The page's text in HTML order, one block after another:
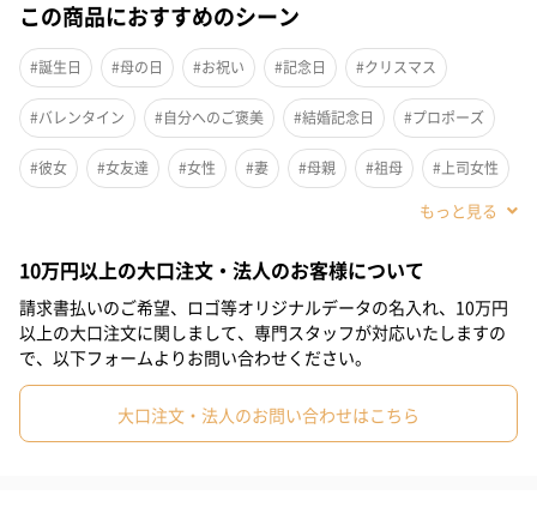
チェーン部分が長めで揺れ感のあるデザインです。
ます。あらかじめご了承ください。
『神さまが流す涙のしずく』
乾いた大地を潤す恵みの雨を昔の人々はそう呼んでいたのだそ
与えてくれるように』と願いが込められているのです。『悲しみ
の涙が喜びの涙に変わりますように！』というメッセージも。
クヨクヨと一通り落ち込んでとことん泣いたら、あとは立ち上が
るのみ。一歩前進したい時、ポジティブになりたい時、心穏やか
に過ごしたい時におすすめのモチーフ。
この商品におすすめのシーン
#誕生日 #母の日 #お祝い #記念日 #クリスマス
#バレンタイン #自分へのご褒美 #結婚記念日 #プロポーズ
#彼女 #女友達 #女性 #妻 #母親 #祖母 #上司女性
#部下女性 #義母 #親戚女性 #20代前半 #20代後半
#30代 #40代 #50代 #70代 #80代 #90代 #60代
10万円以上の大口注文・法人のお客様について
請求書払いのご希望、ロゴ等オリジナルデータの名入れ、10万円
以上の大口注文に関しまして、専門スタッフが対応いたしますの
で、以下フォームよりお問い合わせください。
大口注文・法人のお問い合わせはこちら